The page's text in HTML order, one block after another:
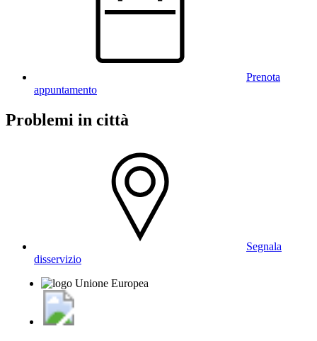
Prenota
appuntamento
Problemi in città
Segnala
disservizio